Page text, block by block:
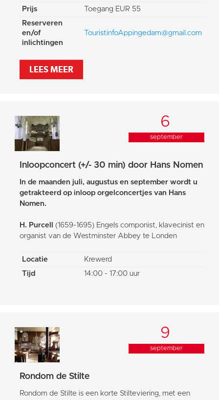
Prijs
Toegang EUR 55
Reserveren
en/of
inlichtingen
TouristinfoAppingedam@gmail.com
LEES MEER
6
september
Inloopconcert (+/- 30 min) door Hans Nomen
In de maanden juli, augustus en september wordt u
getrakteerd op inloop orgelconcertjes van Hans
Nomen.
H. Purcell
(1659-1695) Engels componist, klavecinist en
organist van de Westminster Abbey te Londen
Locatie
Krewerd
Tijd
14:00 - 17:00 uur
9
september
Rondom de Stilte
Rondom de Stilte is een korte Stilteviering, met een